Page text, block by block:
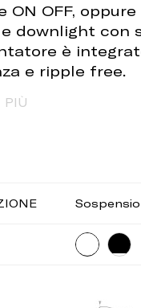
ON OFF,
downlight con
è
e ripple free.
PIÙ